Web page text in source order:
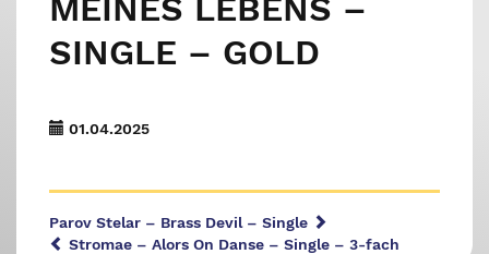
MEINES LEBENS –
SINGLE – GOLD
01.04.2025
Parov Stelar – Brass Devil – Single
Stromae – Alors On Danse – Single – 3-fach